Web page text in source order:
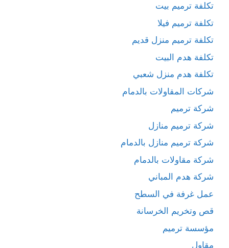
تكلفة ترميم بيت
تكلفة ترميم فيلا
تكلفة ترميم منزل قديم
تكلفة هدم البيت
تكلفة هدم منزل شعبي
شركات المقاولات بالدمام
شركة ترميم
شركة ترميم منازل
شركة ترميم منازل بالدمام
شركة مقاولات بالدمام
شركة هدم المباني
عمل غرفة في السطح
قص وتخريم الخرسانة
مؤسسة ترميم
مقاول